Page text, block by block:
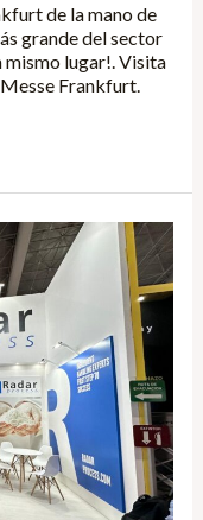
de la mano de
grande del sector
mismo lugar!. Visita
Frankfurt.